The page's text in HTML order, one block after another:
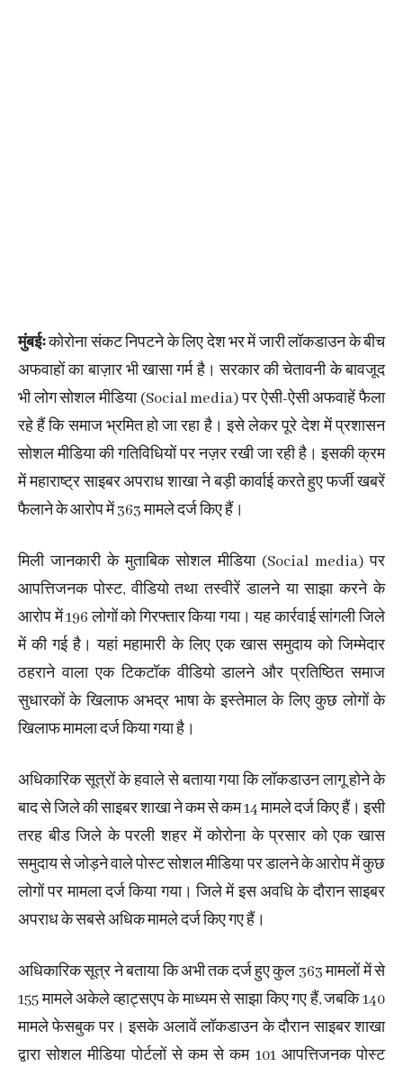
मुंबईःकोरोना संकट निपटने के लिए देश भर में जारी लॉकडाउन के बीच
अफवाहों का बाज़ार भी खासा गर्म है। सरकार की चेतावनी के बावजूद
भी लोग सोशल मीडिया (Social media) पर ऐसी-ऐसी अफवाहें फैला
रहे हैं कि समाज भ्रमित हो जा रहा है। इसे लेकर पूरे देश में प्रशासन
सोशल मीडिया की गतिविधियों पर नज़र रखी जा रही है। इसकी क्रम
में महाराष्ट्र साइबर अपराध शाखा ने बड़ी कार्वाई करते हुए फर्जी खबरें
फैलाने के आरोप में 363 मामले दर्ज किए हैं।
मिली जानकारी के मुताबिक सोशल मीडिया (Social media) पर
आपत्तिजनक पोस्ट, वीडियो तथा तस्वीरें डालने या साझा करने के
आरोप में 196 लोगों को गिरफ्तार किया गया। यह कार्रवाई सांगली जिले
में की गई है। यहां महामारी के लिए एक खास समुदाय को जिम्मेदार
ठहराने वाला एक टिकटॉक वीडियो डालने और प्रतिष्ठित समाज
सुधारकों के खिलाफ अभद्र भाषा के इस्तेमाल के लिए कुछ लोगों के
खिलाफ मामला दर्ज किया गया है।
अधिकारिक सूत्रों के हवाले से बताया गया कि लॉकडाउन लागू होने के
बाद से जिले की साइबर शाखा ने कम से कम 14 मामले दर्ज किए हैं। इसी
तरह बीड जिले के परली शहर में कोरोना के प्रसार को एक खास
समुदाय से जोड़ने वाले पोस्ट सोशल मीडिया पर डालने के आरोप में कुछ
लोगों पर मामला दर्ज किया गया। जिले में इस अवधि के दौरान साइबर
अपराध के सबसे अधिक मामले दर्ज किए गए हैं।
अधिकारिक सूत्र ने बताया कि अभी तक दर्ज हुए कुल 363 मामलों में से
155 मामले अकेले व्हाट्सएप के माध्यम से साझा किए गए हैं, जबकि 140
मामले फेसबुक पर। इसके अलावें लॉकडाउन के दौरान साइबर शाखा
द्वारा सोशल मीडिया पोर्टलों से कम से कम 101 आपत्तिजनक पोस्ट